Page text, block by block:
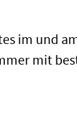
im und
mit